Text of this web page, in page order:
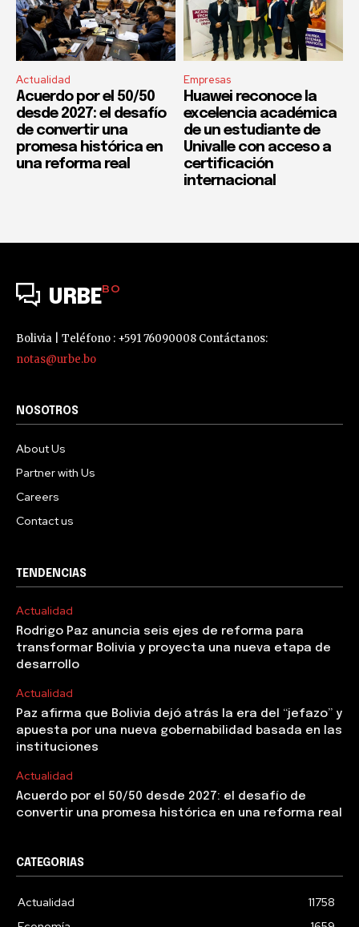
Actualidad
Acuerdo por el 50/50
desde 2027: el desafío
de convertir una
promesa histórica en
una reforma real
Empresas
Huawei reconoce la
excelencia académica
de un estudiante de
Univalle con acceso a
certificación
internacional
URBEBO
Bolivia | Teléfono : +591 76090008 Contáctanos:
notas@urbe.bo
NOSOTROS
About Us
Partner with Us
Careers
Contact us
TENDENCIAS
Actualidad
Rodrigo Paz anuncia seis ejes de reforma para
transformar Bolivia y proyecta una nueva etapa de
desarrollo
Actualidad
Paz afirma que Bolivia dejó atrás la era del “jefazo” y
apuesta por una nueva gobernabilidad basada en las
instituciones
Actualidad
Acuerdo por el 50/50 desde 2027: el desafío de
convertir una promesa histórica en una reforma real
CATEGORIAS
Actualidad
11758